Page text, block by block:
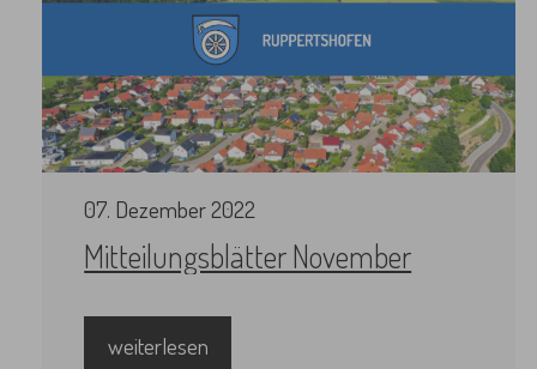
07. Dezember2022
Mitteilungsblätter November
weiterlesen